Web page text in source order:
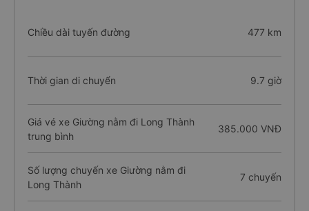
Chiều dài tuyến đường 477 km
Thời gian di chuyển 9.7 giờ
Giá vé xe Giường nằm đi Long Thành
trung bình
385.000 VNĐ
Số lượng chuyến xe Giường nằm đi
Long Thành
7 chuyến